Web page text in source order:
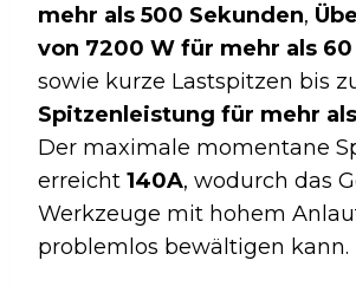
mehr als 500 Sekunden,
von 7200 W für mehr als
sowie kurze Lastspitzen bis
Spitzenleistung für mehr
Der maximale momentane
erreicht 140A, wodurch das
Werkzeuge mit hohem
problemlos bewältigen kann.